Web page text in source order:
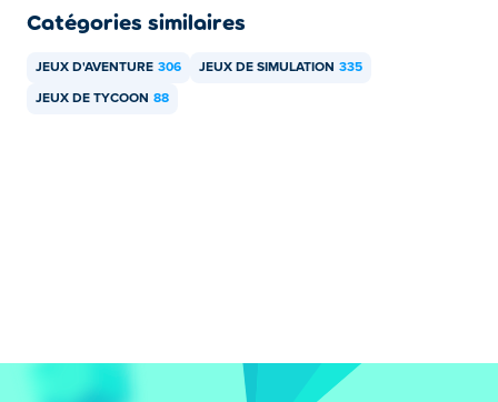
Catégories similaires
JEUX D'AVENTURE 306 JEUX DE SIMULATION 335
JEUX DE TYCOON 88